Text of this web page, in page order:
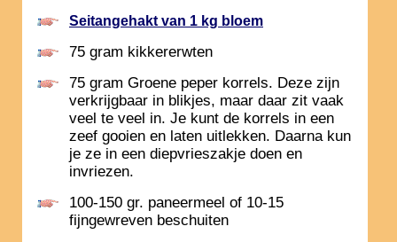
Seitangehakt van 1 kg bloem
75 gram kikkererwten
75 gram Groene peper korrels. Deze zijn
verkrijgbaar in blikjes, maar daar zit vaak
veel te veel in. Je kunt de korrels in een
zeef gooien en laten uitlekken. Daarna kun
je ze in een diepvrieszakje doen en
invriezen.
100-150 gr. paneermeel of 10-15
fijngewreven beschuiten